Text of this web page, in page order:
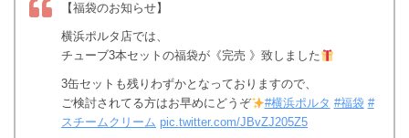
【福袋のお知らせ】
横浜ポルタ店では、
チューブ3本セットの福袋が《完売 》致しました
3缶セットも残りわずかとなっておりますので、
ご検討されてる方はお早めにどうぞ
#横浜ポルタ #福袋 #
スチームクリーム pic.twitter.com/JBvZJ205Z5